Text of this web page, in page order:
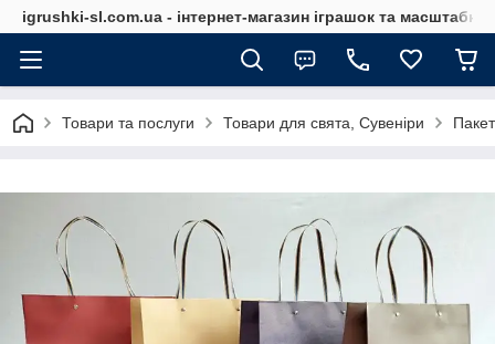
igrushki-sl.com.ua - інтернет-магазин іграшок та
Товари та послуги Товари для свята, Сувеніри